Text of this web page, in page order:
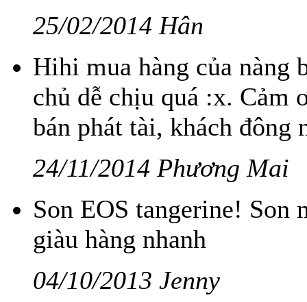
25/02/2014 Hân
Hihi mua hàng của nàng
chủ dễ chịu quá :x. Cảm
bán phát tài, khách đông
24/11/2014 Phương Mai
Son EOS tangerine!
giàu hàng nhanh
04/10/2013 Jenny